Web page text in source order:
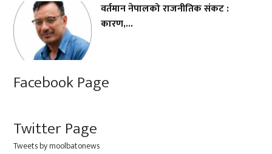
वर्तमान नेपालको राजनीतिक संकट :
कारण,...
Facebook Page
Twitter Page
Tweets by moolbatonews